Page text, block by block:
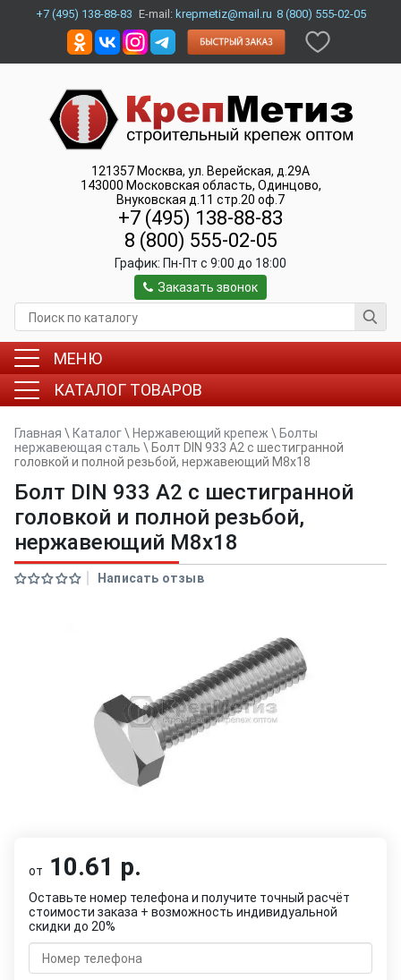
+7 (495) 138-88-83 E-mail: krepmetiz@mail.ru 8 (800) 555-02-05
121357 Москва, ул. Верейская, д.29А
143000 Московская область, Одинцово,
Внуковская д.11 стр.20 оф.7
+7 (495) 138-88-83
8 (800) 555-02-05
График: Пн-Пт c 9:00 до 18:00
Заказать звонок
МЕНЮ
КАТАЛОГ ТОВАРОВ
Главная \ Каталог\ Нержавеющий крепеж \ Болты
нержавеющая сталь \ Болт DIN 933 А2 с шестигранной
головкой и полной резьбой, нержавеющий M8x18
Болт DIN 933 А2 с шестигранной
головкой и полной резьбой,
нержавеющий M8x18
Написать отзыв
от 10.61 р.
Оставьте номер телефона и получите точный расчёт
стоимости заказа + возможность индивидуальной
скидки до 20%